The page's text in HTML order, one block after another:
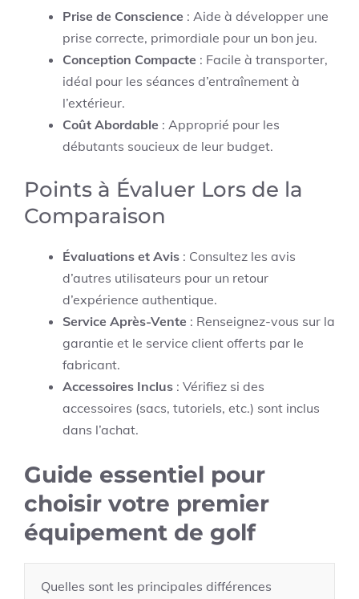
Prise de Conscience : Aide à développer une
prise correcte, primordiale pour un bon jeu.
Conception Compacte : Facile à transporter,
idéal pour les séances d’entraînement à
l’extérieur.
Coût Abordable : Approprié pour les
débutants soucieux de leur budget.
Points à Évaluer Lors de la
Comparaison
Évaluations et Avis : Consultez les avis
d’autres utilisateurs pour un retour
d’expérience authentique.
Service Après-Vente : Renseignez-vous sur la
garantie et le service client offerts par le
fabricant.
Accessoires Inclus : Vérifiez si des
accessoires (sacs, tutoriels, etc.) sont inclus
dans l’achat.
Guide essentiel pour
choisir votre premier
équipement de golf
Quelles sont les principales différences